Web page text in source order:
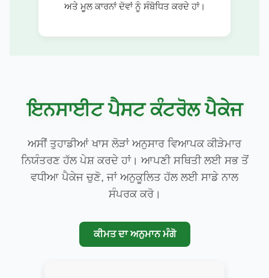
ਅਤੇ ਮੂਲ ਕਾਰਨਾਂ ਦੋਵਾਂ ਨੂੰ ਸੰਬੋਧਿਤ ਕਰਦੇ ਹਾਂ।
ਇਨਸਾਈਟ ਪੈਸਟ ਕੰਟਰੋਲ ਪੈਕੇਜ
ਅਸੀਂ ਤੁਹਾਡੀਆਂ ਖਾਸ ਲੋੜਾਂ ਅਨੁਸਾਰ ਵਿਆਪਕ ਕੀੜੇਮਾਰ
ਨਿਯੰਤਰਣ ਹੱਲ ਪੇਸ਼ ਕਰਦੇ ਹਾਂ। ਆਪਣੀ ਸਥਿਤੀ ਲਈ ਸਭ ਤੋਂ
ਵਧੀਆ ਪੈਕੇਜ ਚੁਣੋ, ਜਾਂ ਅਨੁਕੂਲਿਤ ਹੱਲ ਲਈ ਸਾਡੇ ਨਾਲ
ਸੰਪਰਕ ਕਰੋ।
ਕੀਮਤ ਦਾ ਅਨੁਮਾਨ ਮੰਗੋ